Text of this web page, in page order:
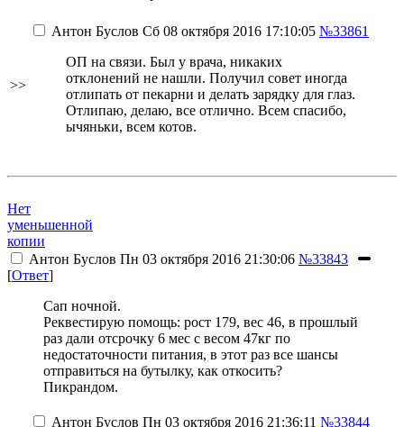
>>
Антон Буслов Сб 08 октября 2016 17:10:05 №33861
ОП на связи. Был у врача, никаких
отклонений не нашли. Получил совет иногда
отлипать от пекарни и делать зарядку для глаз.
Отлипаю, делаю, все отлично. Всем спасибо,
ычяньки, всем котов.
Нет
уменьшенной
копии
Антон Буслов Пн 03 октября 2016 21:30:06 №33843
[Ответ]
Сап ночной.
Реквестирую помощь: рост 179, вес 46, в прошлый
раз дали отсрочку 6 мес с весом 47кг по
недостаточности питания, в этот раз все шансы
отправиться на бутылку, как откосить?
Пикрандом.
Антон Буслов Пн 03 октября 2016 21:36:11 №33844